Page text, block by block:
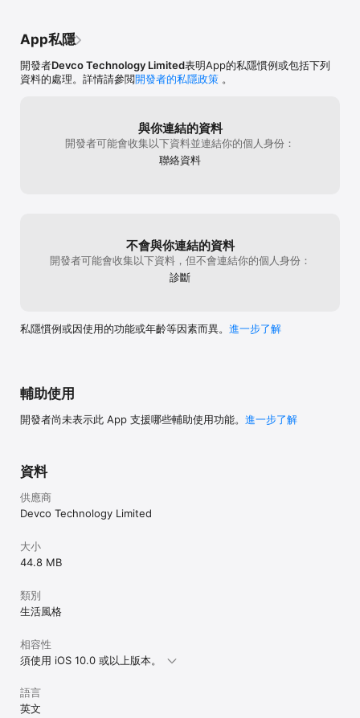
理，陪月員，保姆及護理員等的時間， 亦提供更多的就業機會給中年
婦女和弱勢社群，幫助他們投身社會之餘，還能顧及家庭彈性地工
服務類別：
- 提供即時到戶式起居照顧服務、其他護理服務和醫療機構支援方案
- 接送陪診，起居護理照顧，看護服務，專業護理，物理及職業治療
3. 陪月服務 (寶寶幫)
    - 產前用品準備
    - 產婦護理
    - 催乳服務（如需要）
    - 煲薑醋（如需要）
    - 專業陪月顧問跟進
   用戶可根據自己的預算來自訂薪金範圍，找到價錢合適的陪月員
4. 上門保姆 | 托兒保姆 (寶寶幫)
- 上門/托兒照顧
- 兒童陪診
- 附加費服務 （於整段服務時間內扣除或須加鐘)：烹飪，一般家居清
潔，星級幫手服務等
5. 鐘點煮飯 | 上門煮飯  (家務幫)
- 午餐／晚餐
- 準備滋補湯水
- 麵包、蛋糕
- 其他服務 （於整段服務時間內扣除或須加鐘)：外出買餸，清理膳後
App私隱
開發者Devco Technology Limited表明App的私隱慣例或包括下列
資料的處理。詳情請參閲開發者的私隱政策 。
與你連結的資料
開發者可能會收集以下資料並連結你的個人身份：
聯絡資料
不會與你連結的資料
開發者可能會收集以下資料，但不會連結你的個人身份：
診斷
私隱慣例或因使用的功能或年齡等因素而異。 進一步了解
輔助使用
開發者尚未表示此 App 支援哪些輔助使用功能。 進一步了解
資料
供應商
Devco Technology Limited
大小
44.8 MB
類別
生活風格
相容性
須使用 iOS 10.0 或以上版本。
語言
英文